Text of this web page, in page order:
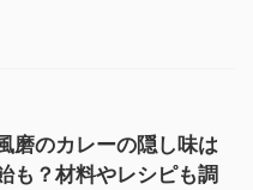
磨のカレーの隠し味は
も？材料やレシピも調